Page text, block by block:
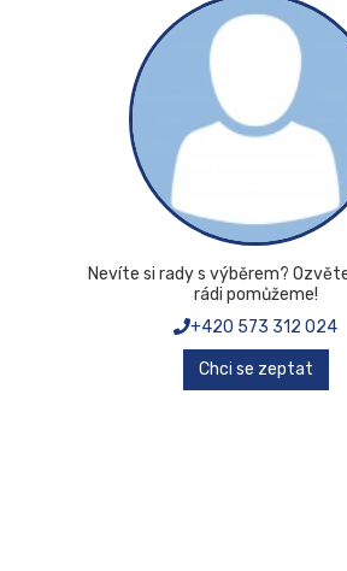
Nevíte si rady s výběrem?
rádi pomůžeme!
+420 573 312 024
Chci se zeptat